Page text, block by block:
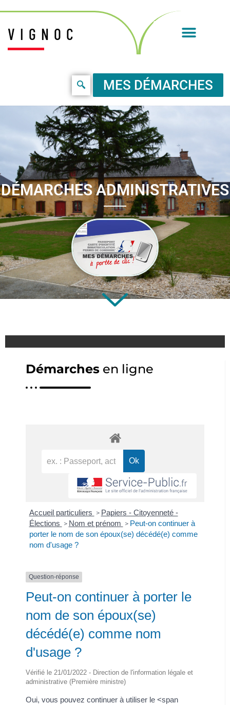
VIGNOC
MES DÉMARCHES
DÉMARCHES ADMINISTRATIVES
Démarches en ligne
Accueil particuliers > Papiers - Citoyenneté -
Élections > Nom et prénom > Peut-on continuer à
porter le nom de son époux(se) décédé(e) comme
nom d'usage ?
Question-réponse
Peut-on continuer à porter le
nom de son époux(se)
décédé(e) comme nom
d'usage ?
Vérifié le 21/01/2022 - Direction de l'information légale et
administrative (Première ministre)
Oui, vous pouvez continuer à utiliser le <span